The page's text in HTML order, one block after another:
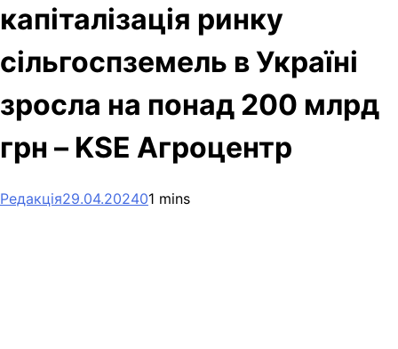
капіталізація ринку
сільгоспземель в Україні
зросла на понад 200 млрд
грн – KSE Агроцентр
Редакція29.04.202401 mins